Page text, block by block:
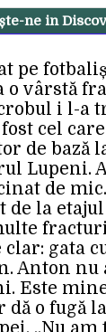
ne in
pe
vârstă
i l-a
cel
de bază
Lupeni.
de
de la
gata
Anton
Este
o fugă